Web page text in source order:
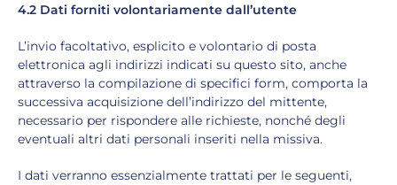
4.2 Dati forniti volontariamente dall’utente
L’invio facoltativo, esplicito e volontario di posta
elettronica agli indirizzi indicati su questo sito, anche
attraverso la compilazione di specifici form, comporta la
successiva acquisizione dell’indirizzo del mittente,
necessario per rispondere alle richieste, nonché degli
eventuali altri dati personali inseriti nella missiva.
I dati verranno essenzialmente trattati per le seguenti,